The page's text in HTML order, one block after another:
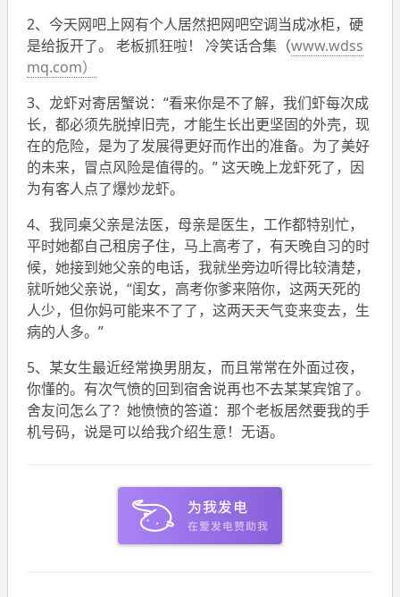
2、今天网吧上网有个人居然把网吧空调当成冰柜，硬
是给扳开了。 老板抓狂啦！
冷笑话合集（www.wdss
mq.com）
3、龙虾对寄居蟹说：“看来你是不了解，我们虾每次成
长，都必须先脱掉旧壳，才能生长出更坚固的外壳，现
在的危险，是为了发展得更好而作出的准备。为了美好
的未来，冒点风险是值得的。” 这天晚上龙虾死了，因
为有客人点了爆炒龙虾。
4、我同桌父亲是法医，母亲是医生，工作都特别忙，
平时她都自己租房子住，马上高考了，有天晚自习的时
候，她接到她父亲的电话，我就坐旁边听得比较清楚，
就听她父亲说，“闺女，高考你爹来陪你，这两天死的
人少，但你妈可能来不了了，这两天天气变来变去，生
病的人多。”
5、某女生最近经常换男朋友，而且常常在外面过夜，
你懂的。有次气愤的回到宿舍说再也不去某某宾馆了。
舍友问怎么了？她愤愤的答道：那个老板居然要我的手
机号码，说是可以给我介绍生意！无语。